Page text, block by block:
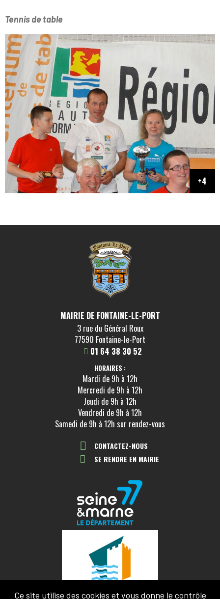
Tennis de table
MAIRIE DE FONTAINE-LE-PORT
3 rue du Général Roux
77590 Fontaine-le-Port
01 64 38 30 52
HORAIRES :
Mardi de 9h à 12h
Mercredi de 9h à 12h
Jeudi de 9h à 12h
Vendredi de 9h à 12h
Samedi de 9h à 12h sur rendez-vous
CONTACTEZ-NOUS
SE RENDRE EN MAIRIE
Ce site utilise des cookies et vous donne le contrôle